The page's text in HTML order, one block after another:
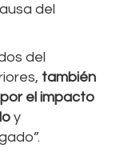
del
del
también
por el impacto
y